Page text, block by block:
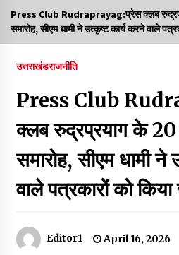
Minorities Rights Day :
कार्यक्रम में शामिल हुए
Thought Of The
September 7,
Thought Of The
September 6,
May 18, 2022
Press Club Rudraprayag:प्रेस क्लब
समारोह, सीएम धामी ने उत्कृष्ट कार्य करने वाले
उत्तराखंडराजनीति
Press Club
क्लब रुद्रप्रयाग के 20
समारोह, सीएम धामी ने
वाले पत्रकारों को किया
Editor1 April 16, 2026